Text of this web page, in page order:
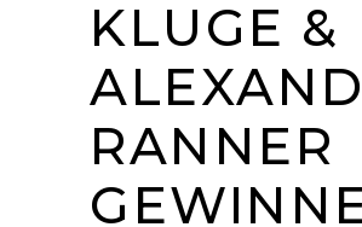
KLUGE &
RANNER